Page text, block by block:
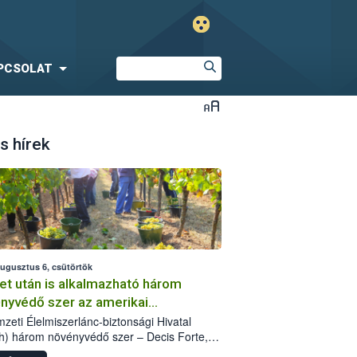
hírek
6, csütörtök
után is alkalmazható három
szer az amerikai
ellen
Élelmiszerlánc-biztonsági Hivatal
három növényvédő szer – Decis Forte,
24 EW, Oroganic – engedélyokiratát